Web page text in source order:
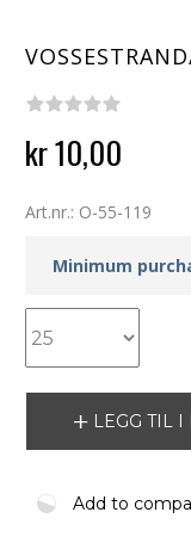
kr 10,00
Art.nr.: O-55-119
Minimum
LEGG TIL
Add to